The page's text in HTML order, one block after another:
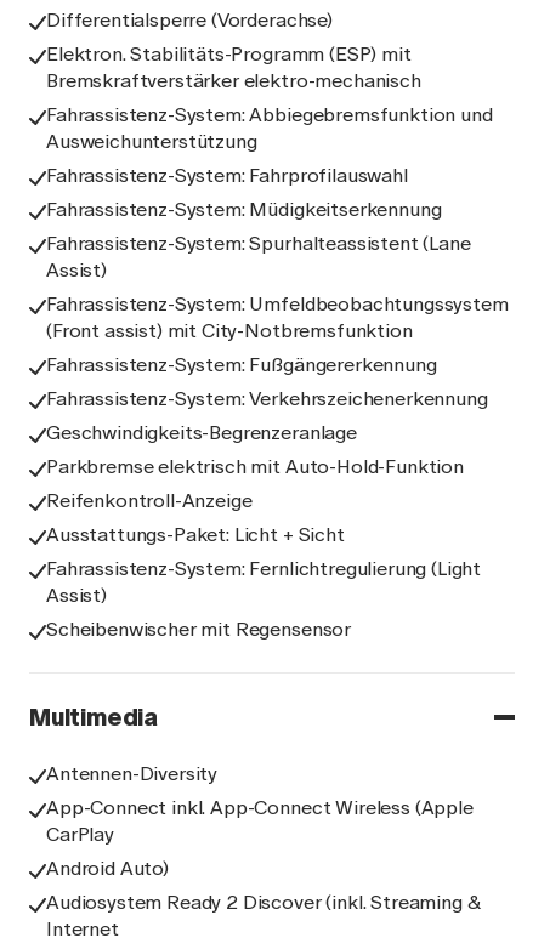
Differentialsperre (Vorderachse)
Elektron. Stabilitäts-Programm (ESP) mit
Bremskraftverstärker elektro-mechanisch
Fahrassistenz-System: Abbiegebremsfunktion und
Ausweichunterstützung
Fahrassistenz-System: Fahrprofilauswahl
Fahrassistenz-System: Müdigkeitserkennung
Fahrassistenz-System: Spurhalteassistent (Lane
Assist)
Fahrassistenz-System: Umfeldbeobachtungssystem
(Front assist) mit City-Notbremsfunktion
Fahrassistenz-System: Fußgängererkennung
Fahrassistenz-System: Verkehrszeichenerkennung
Geschwindigkeits-Begrenzeranlage
Parkbremse elektrisch mit Auto-Hold-Funktion
Reifenkontroll-Anzeige
Ausstattungs-Paket: Licht + Sicht
Fahrassistenz-System: Fernlichtregulierung (Light
Assist)
Scheibenwischer mit Regensensor
Multimedia
Antennen-Diversity
App-Connect inkl. App-Connect Wireless (Apple
CarPlay
Android Auto)
Audiosystem Ready 2 Discover (inkl. Streaming &
Internet